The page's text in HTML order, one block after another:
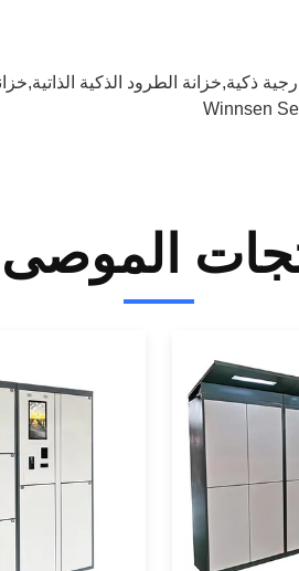
ذكية,خزانة الطرود الذكية
Winnsen
الموصى